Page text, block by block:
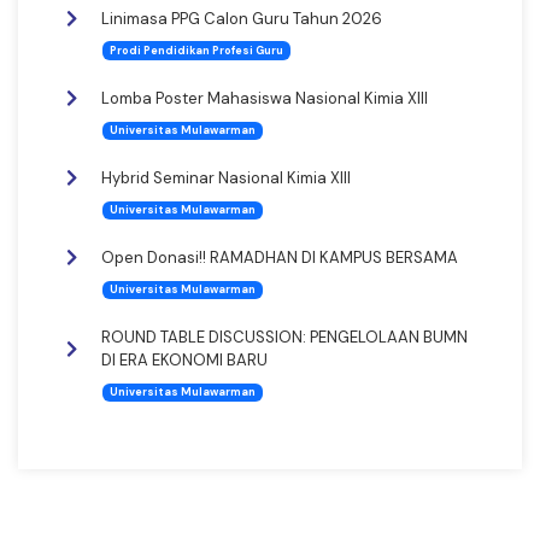
Linimasa PPG Calon Guru Tahun 2026
Prodi Pendidikan Profesi Guru
Lomba Poster Mahasiswa Nasional Kimia XIII
Universitas Mulawarman
Hybrid Seminar Nasional Kimia XIII
Universitas Mulawarman
Open Donasi!! RAMADHAN DI KAMPUS BERSAMA
Universitas Mulawarman
ROUND TABLE DISCUSSION: PENGELOLAAN BUMN
DI ERA EKONOMI BARU
Universitas Mulawarman